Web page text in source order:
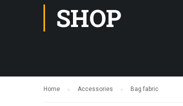
SHOP
Home Accessories Bag fabric